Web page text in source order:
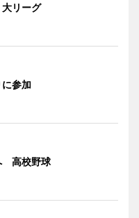
リーグ
参加
高校野球